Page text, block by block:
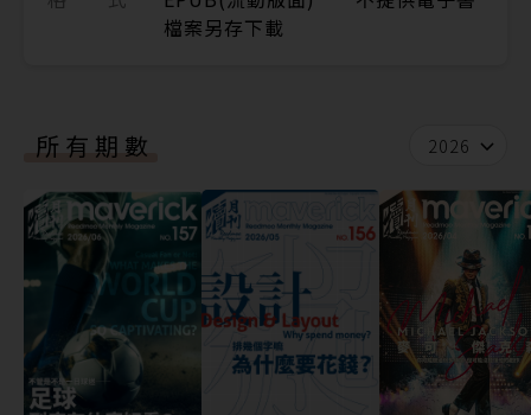
檔案另存下載
所有期數 2026